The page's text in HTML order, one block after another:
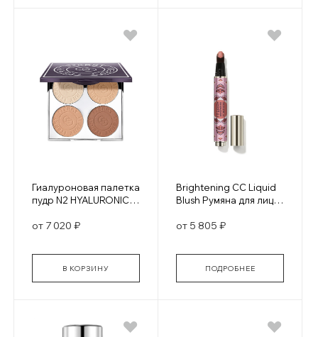
Гиалуроновая палетка
пудр N2 HYALURONIC
PALETTE MEDIUM TO
от 7 020 ₽
В КОРЗИНУ
Brightening CC Liquid
Blush Румяна для лица
от 5 805 ₽
ПОДРОБНЕЕ